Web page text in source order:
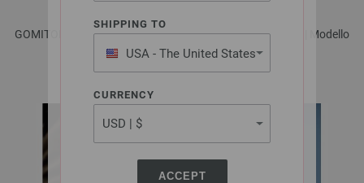
SHIPPING TO
USA - The United States
of America
CURRENCY
ACCEPT
GOMITOLO No. 16 - Rivista tedesca + istruzioni in italiano | Modello
10